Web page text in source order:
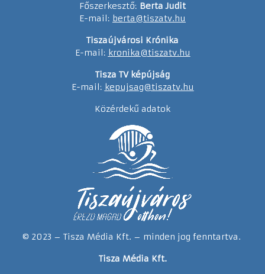
Főszerkesztő: Berta Judit
E-mail: berta@tiszatv.hu
Tiszaújvárosi Krónika
E-mail: kronika@tiszatv.hu
Tisza TV képújság
E-mail: kepujsag@tiszatv.hu
Közérdekű adatok
© 2023 – Tisza Média Kft. – minden jog fenntartva.
Tisza Média Kft.